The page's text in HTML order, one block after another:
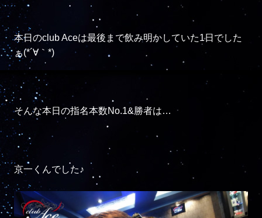
本日のclub Aceは最後まで飲み明かしていた1日でした
ぁ(*´∀｀*)
そんな本日の指名本数No.1&勝者は…
京一くんでした♪